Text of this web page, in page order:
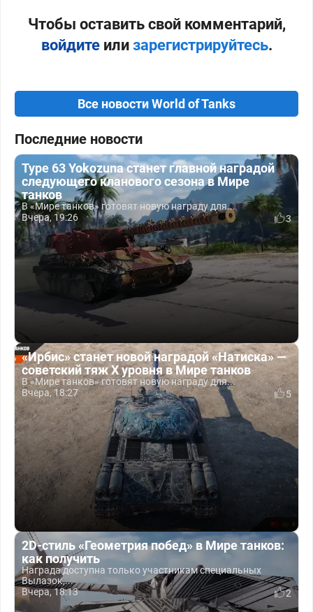
Чтобы оставить свой комментарий,
войдитеили зарегистрируйтесь.
Все новости World of Tanks
Последние новости
Type 63 Yokozuna станет главной наградой
следующего кланового сезона в Мире
танков
В «Мире танков» готовят новую награду для...
Вчера, 19:26
3
«Ирбис» станет новой наградой «Натиска» —
советский тяж X уровня в Мире танков
В «Мире танков» готовят новую награду для...
Вчера, 18:27
5
2D-стиль «Геометрия побед» в Мире танков:
как получить
Награда доступна только участникам специальных
Вылазок,...
Вчера, 18:13
2